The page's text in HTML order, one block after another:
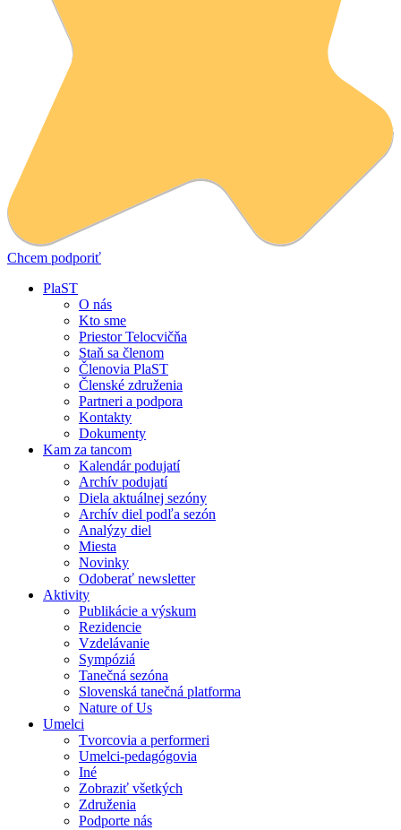
Chcem podporiť
PlaST
O nás
Kto sme
Priestor Telocvičňa
Staň sa členom
Členovia PlaST
Členské združenia
Partneri a podpora
Kontakty
Dokumenty
Kam za tancom
Kalendár podujatí
Archív podujatí
Diela aktuálnej sezóny
Archív diel podľa sezón
Analýzy diel
Miesta
Novinky
Odoberať newsletter
Aktivity
Publikácie a výskum
Rezidencie
Vzdelávanie
Sympóziá
Tanečná sezóna
Slovenská tanečná platforma
Nature of Us
Umelci
Tvorcovia a performeri
Umelci-pedagógovia
Iné
Zobraziť všetkých
Združenia
Podporte nás